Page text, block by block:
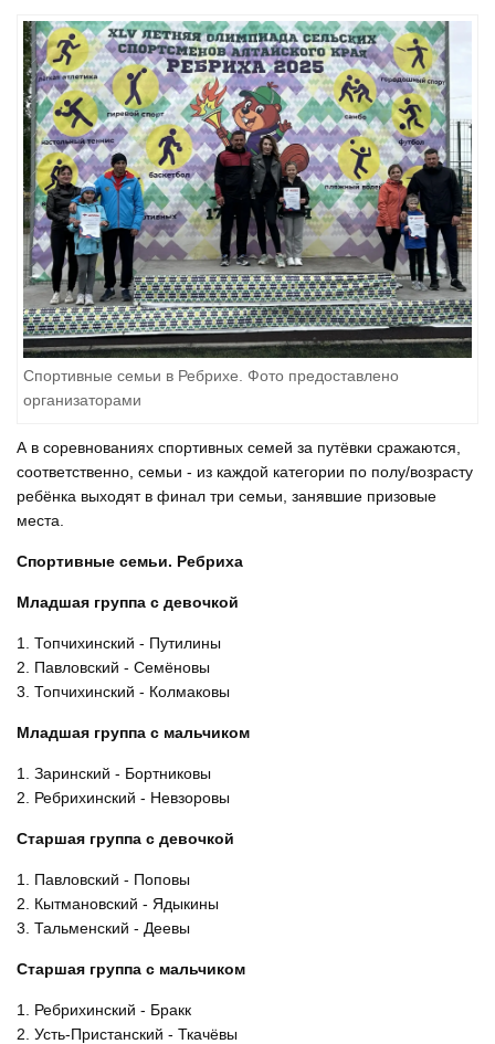
Спортивные семьи в Ребрихе. Фото предоставлено
организаторами
А в соревнованиях спортивных семей за путёвки сражаются,
соответственно, семьи - из каждой категории по полу/возрасту
ребёнка выходят в финал три семьи, занявшие призовые
места.
Спортивные семьи. Ребриха
Младшая группа с девочкой
1. Топчихинский - Путилины
2. Павловский - Семёновы
3. Топчихинский - Колмаковы
Младшая группа с мальчиком
1. Заринский - Бортниковы
2. Ребрихинский - Невзоровы
Старшая группа с девочкой
1. Павловский - Поповы
2. Кытмановский - Ядыкины
3. Тальменский - Деевы
Старшая группа с мальчиком
1. Ребрихинский - Бракк
2. Усть-Пристанский - Ткачёвы